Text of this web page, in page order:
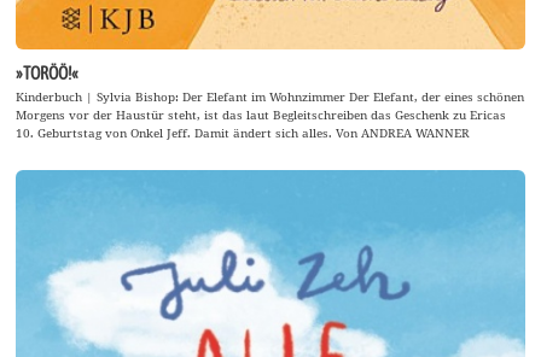
»TORÖÖ!«
Kinderbuch | Sylvia Bishop: Der Elefant im Wohnzimmer Der Elefant, der eines schönen
Morgens vor der Haustür steht, ist das laut Begleitschreiben das Geschenk zu Ericas
10. Geburtstag von Onkel Jeff. Damit ändert sich alles. Von ANDREA WANNER